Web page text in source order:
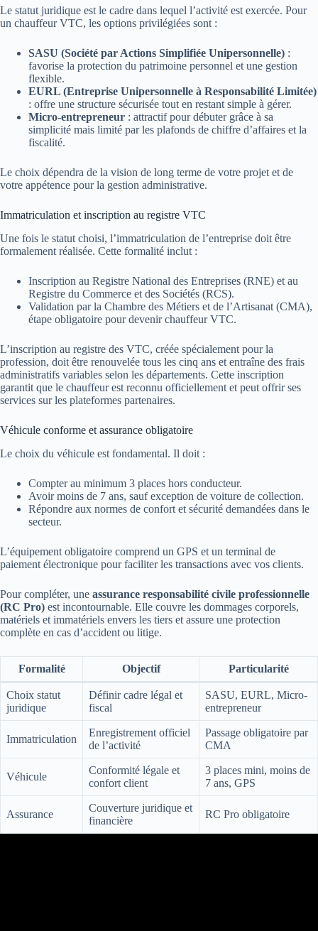
Le statut juridique est le cadre dans lequel l’activité est exercée. Pour
un chauffeur VTC, les options privilégiées sont :
SASU (Société par Actions Simplifiée Unipersonnelle) :
favorise la protection du patrimoine personnel et une gestion
flexible.
EURL (Entreprise Unipersonnelle à Responsabilité Limitée)
: offre une structure sécurisée tout en restant simple à gérer.
Micro-entrepreneur : attractif pour débuter grâce à sa
simplicité mais limité par les plafonds de chiffre d’affaires et la
fiscalité.
Le choix dépendra de la vision de long terme de votre projet et de
votre appétence pour la gestion administrative.
Immatriculation et inscription au registre VTC
Une fois le statut choisi, l’immatriculation de l’entreprise doit être
formalement réalisée. Cette formalité inclut :
Inscription au Registre National des Entreprises (RNE) et au
Registre du Commerce et des Sociétés (RCS).
Validation par la Chambre des Métiers et de l’Artisanat (CMA),
étape obligatoire pour devenir chauffeur VTC.
L’inscription au registre des VTC, créée spécialement pour la
profession, doit être renouvelée tous les cinq ans et entraîne des frais
administratifs variables selon les départements. Cette inscription
garantit que le chauffeur est reconnu officiellement et peut offrir ses
services sur les plateformes partenaires.
Véhicule conforme et assurance obligatoire
Le choix du véhicule est fondamental. Il doit :
Compter au minimum 3 places hors conducteur.
Avoir moins de 7 ans, sauf exception de voiture de collection.
Répondre aux normes de confort et sécurité demandées dans le
secteur.
L’équipement obligatoire comprend un GPS et un terminal de
paiement électronique pour faciliter les transactions avec vos clients.
Pour compléter, une assurance responsabilité civile professionnelle
(RC Pro) est incontournable. Elle couvre les dommages corporels,
matériels et immatériels envers les tiers et assure une protection
complète en cas d’accident ou litige.
Formalité Objectif Particularité
Choix statut
juridique
Définir cadre légal et
fiscal
SASU, EURL, Micro-
entrepreneur
Immatriculation
Enregistrement officiel
de l’activité
Passage obligatoire par
CMA
Véhicule
Conformité légale et
confort client
3 places mini, moins de
7 ans, GPS
Assurance
Couverture juridique et
financière
RC Pro obligatoire